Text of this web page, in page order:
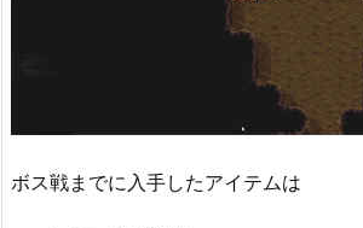
ボス戦までに入手したアイテムは